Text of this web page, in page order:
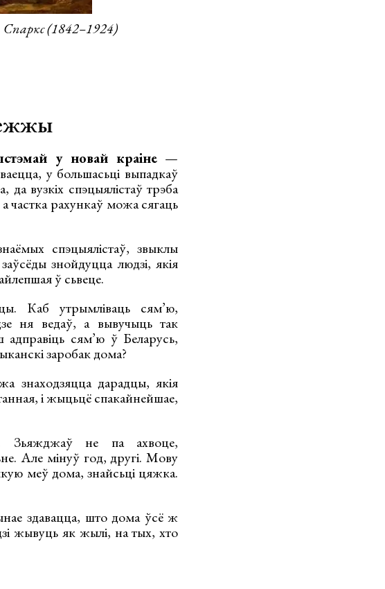
(1842–1924)
у новай краіне —
у большасьці выпадкаў
да вузкіх спэцыялістаў трэба
частка рахункаў можа сягаць
спэцыялістаў, звыклы
знойдуцца людзі, якія
ў сьвеце.
Каб утрымліваць сям’ю,
ня ведаў, а вывучыць так
сям’ю ў Беларусь,
заробак дома?
знаходзяцца дарадцы, якія
і жыцьцё спакайнейшае,
Зьяжджаў не па ахвоце,
Але мінуў год, другі. Мову
меў дома, знайсьці цяжка.
здавацца, што дома ўсё ж
жывуць як жылі, на тых, хто